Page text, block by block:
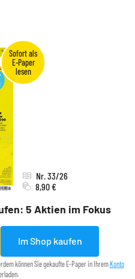
5 Aktien im Fokus
Nr. 33/26
8,90 €
Im Shop kaufen
können Sie gekaufte E-Paper in IhremKonto